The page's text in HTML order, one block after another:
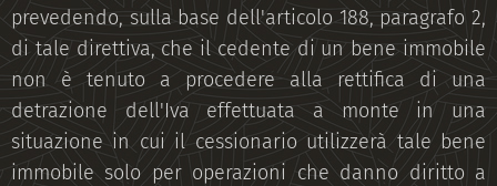
prevedendo, sulla base dell'articolo 188, paragrafo 2,
di tale direttiva, che il cedente di un bene immobile
non è tenuto a procedere alla rettifica di una
detrazione dell'Iva effettuata a monte in una
situazione in cui il cessionario utilizzerà tale bene
immobile solo per operazioni che danno diritto a